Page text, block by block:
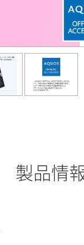
製品情